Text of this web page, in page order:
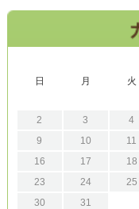
日 月 火
2
3 4
9
10 11
16
17 18
23
24 25
30
31